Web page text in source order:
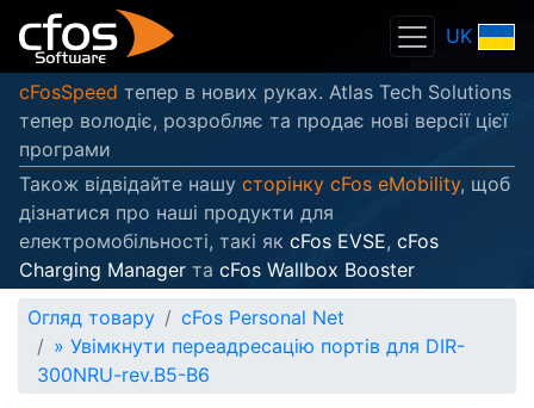
UK
cFosSpeed тепер в нових руках. Atlas Tech Solutions
тепер володіє, розробляє та продає нові версії цієї
програми
Також відвідайте нашу сторінку cFos eMobility, щоб
дізнатися про наші продукти для
електромобільності, такі як cFos EVSE, cFos
Charging Manager та cFos Wallbox Booster
Огляд товару
cFos Personal Net
» Увімкнути переадресацію портів для DIR-
300NRU-rev.B5-B6